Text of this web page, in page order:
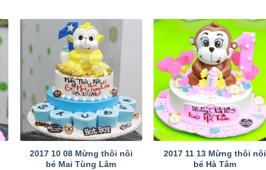
2017 10 08 Mừng thôi nôi
bé Mai Tùng Lâm
2017 11 13 Mừng thôi nôi
bé Hà Tâm